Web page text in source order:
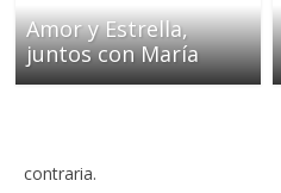
Amor y Estrella,
juntos con María
MISA DE HERMANDAD